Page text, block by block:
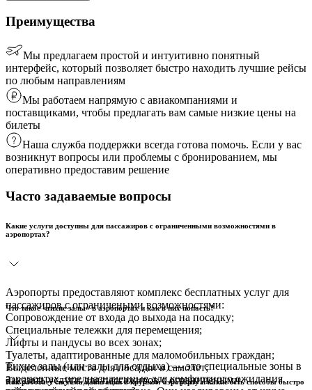
Преимущества
Мы предлагаем простой и интуитивно понятный
интерфейс, который позволяет быстро находить лучшие рейсы
по любым направлениям
Мы работаем напрямую с авиакомпаниями и
поставщиками, чтобы предлагать вам самые низкие цены на
билеты
Наша служба поддержки всегда готова помочь. Если у вас
возникнут вопросы или проблемы с бронированием, мы
оперативно предоставим решение
Часто задаваемые вопросы
Какие услуги доступны для пассажиров с ограниченными возможностями в
аэропортах?
Аэропорты предоставляют комплекс бесплатных услуг для
пассажиров с ограничеными возможностями:
Сопровождение от входа до выхода на посадку;
Специальные тележки для перемещения;
Лифты и пандусы во всех зонах;
Туалеты, адаптированные для маломобильных граждан;
Выделенные места для посадки в самолет;
Заказать услуги для пассажиров с ограничеными
Что такое «тихие залы» в аэропортах и как в них попасть?
Тихие залы (или залы для отдыха) — это специальные зоны в
аэропортах, предназначенные для комфортного ожидания
Как работает система навигации в крупном аэропорту и какие есть способы быстро